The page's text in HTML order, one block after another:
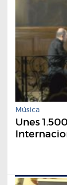
Música
Unes